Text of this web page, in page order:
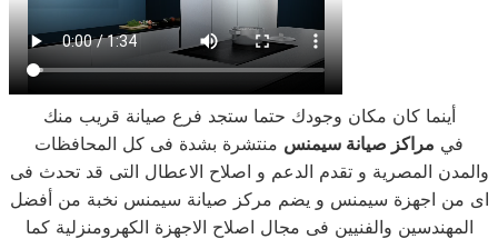
أينما كان مكان وجودك حتما ستجد فرع صيانة قريب منك
في مراكز صيانة سيمنس منتشرة بشدة فى كل المحافظات
والمدن المصرية و تقدم الدعم و اصلاح الاعطال التى قد تحدث فى
اى من اجهزة سيمنس و يضم مركز صيانة سيمنس نخبة من أفضل
المهندسين والفنيين فى مجال اصلاح الاجهزة الكهرومنزلية كما